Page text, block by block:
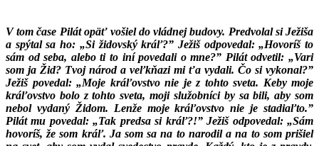
V tom čase Pilát opäť vošiel do vládnej budovy. Predvolal si Ježiša
a spýtal sa ho: „Si židovský kráľ?” Ježiš odpovedal: „Hovoríš to
sám od seba, alebo ti to iní povedali o mne?” Pilát odvetil: „Vari
som ja Žid? Tvoj národ a veľkňazi mi ťa vydali. Čo si vykonal?”
Ježiš povedal: „Moje kráľovstvo nie je z tohto sveta. Keby moje
kráľovstvo bolo z tohto sveta, moji služobníci by sa bili, aby som
nebol vydaný Židom. Lenže moje kráľovstvo nie je stadiaľto.”
Pilát mu povedal: „Tak predsa si kráľ?!” Ježiš odpovedal: „Sám
hovoríš, že som kráľ. Ja som sa na to narodil a na to som prišiel